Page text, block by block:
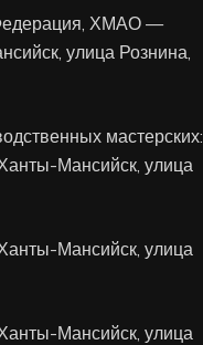
ХМАО —
улица Рознина,
мастерских:
Мансийск, улица
Мансийск, улица
Мансийск, улица